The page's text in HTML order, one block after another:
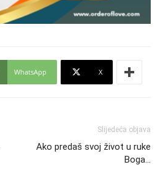
WhatsApp X
Slijedeća objava
Ako predaš svoj život u ruke
Boga…